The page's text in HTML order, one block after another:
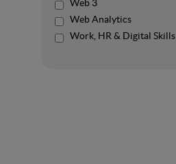
Web 3
Web Analytics
Work, HR & Digital Skills